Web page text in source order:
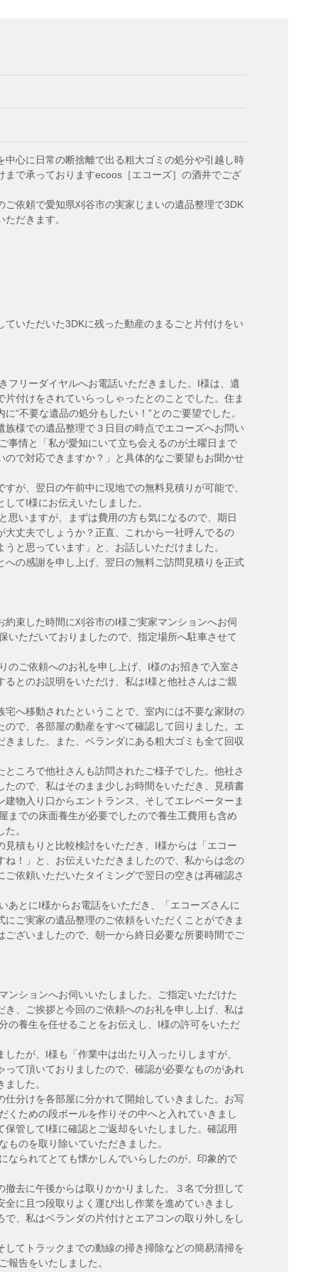
心に日常の断捨離で出る粗大ゴミの処分や引越し時
で承っておりますecoos［エコーズ］の酒井でござ
依頼で愛知県刈谷市の実家じまいの遺品整理で3DK
だきます。
いただいた3DKに残った動産のまるごと片付けをい
フリーダイヤルへお電話いただきました。I様は、遺
付けをされていらっしゃったとのことでした。住ま
“不要な遺品の処分もしたい！”とのご要望でした。
様での遺品整理で３日目の時点でエコーズへお問い
事情と「私が愛知にいて立ち会えるのが土曜日まで
で対応できますか？」と具体的なご要望もお聞かせ
が、翌日の午前中に現地での無料見積りが可能で、
てI様にお伝えいたしました。
思いますが、まずは費用の方も気になるので、期日
丈夫でしょうか？正直、これから一社呼んでるの
と思っています」と、お話しいただけました。
の感謝を申し上げ、翌日の無料ご訪問見積りを正式
束した時間に刈谷市のI様ご実家マンションへお伺
いただいておりましたので、指定場所へ駐車させて
のご依頼へのお礼を申し上げ、I様のお招きで入室さ
とのお説明をいただけ、私はI様と他社さんはご親
へ移動されたということで、室内には不要な家財の
で、各部屋の動産をすべて確認して回りました。エ
ました。また、ベランダにある粗大ゴミも全て回収
ころで他社さんも訪問されたご様子でした。他社さ
ので、私はそのまま少しお時間をいただき、見積書
物入り口からエントランス、そしてエレベーターま
までの床面養生が必要でしたので養生工費用も含め
。
積もりと比較検討をいただき、I様からは「エコー
！」と、お伝えいただきましたので、私からは念の
依頼いただいたタイミングで翌日の空きは再確認さ
あとにI様からお電話をいただき、「エコーズさんに
ご実家の遺品整理のご依頼をいただくことができま
ざいましたので、朝一から終日必要な所要時間でご
ンションへお伺いいたしました。ご指定いただけた
、ご挨拶と今回のご依頼へのお礼を申し上げ、私は
の養生を任せることをお伝えし、I様の許可をいただ
たが、I様も「作業中は出たり入ったりしますが、
て頂いておりましたので、確認が必要なものがあれ
した。
分けを各部屋に分かれて開始していきました。お写
くための段ボールを作りその中へと入れていきまし
管してI様に確認とご返却をいたしました。確認用
のを取り除いていただきました。
なられてとても懐かしんでいらしたのが、印象的で
去に午後からは取りかかりました。３名で分担して
に且つ段取りよく運び出し作業を進めていきまし
、私はベランダの片付けとエアコンの取り外しをし
てトラックまでの動線の掃き掃除などの簡易清掃を
報告をいたしました。